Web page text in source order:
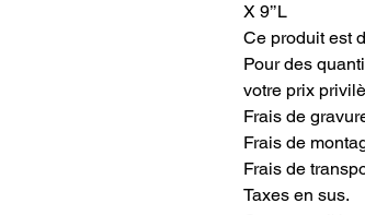
X 9’’L
Ce produit est
Pour des
votre prix
Frais de
Frais de
Frais de
Taxes en sus.